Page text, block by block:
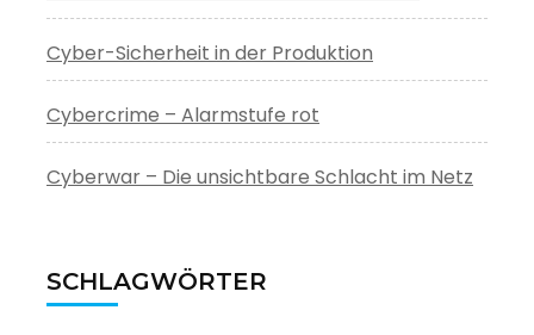
Cyber-Sicherheit in der Produktion
Cybercrime – Alarmstufe rot
Cyberwar – Die unsichtbare Schlacht im Netz
SCHLAGWÖRTER